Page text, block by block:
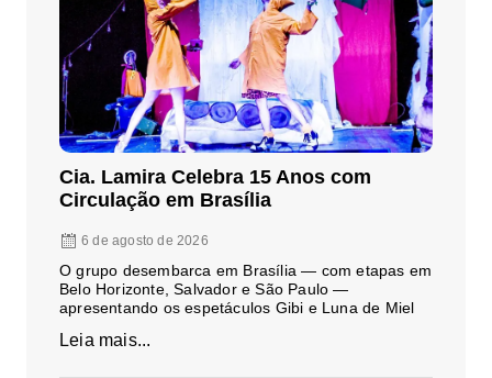
Cia. Lamira Celebra 15 Anos com
Circulação em Brasília
6 de agosto de 2026
O grupo desembarca em Brasília — com etapas em
Belo Horizonte, Salvador e São Paulo —
apresentando os espetáculos Gibi e Luna de Miel
Leia mais...